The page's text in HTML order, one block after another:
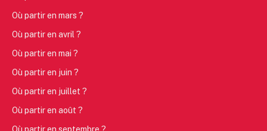
Où partir en mars ?
Où partir en avril ?
Où partir en mai ?
Où partir en juin ?
Où partir en juillet ?
Où partir en août ?